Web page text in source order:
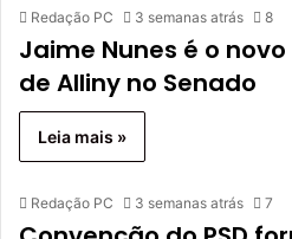
Redação PC 3 semanas atrás 8
Jaime Nunes é o
de Alliny no Senado
Leia mais »
Redação PC 3 semanas atrás 7